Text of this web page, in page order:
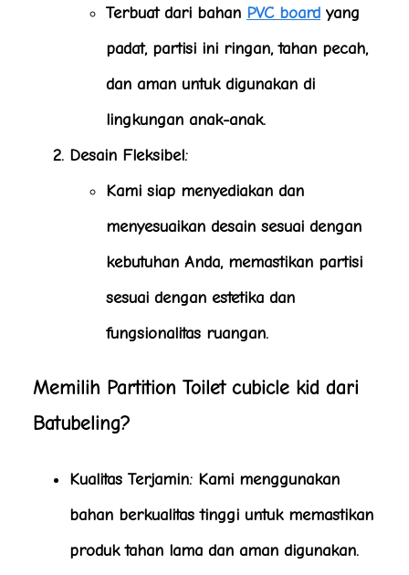
Terbuat dari bahan PVC board yang
padat, partisi ini ringan, tahan pecah,
dan aman untuk digunakan di
lingkungan anak-anak.
Desain Fleksibel:
Kami siap menyediakan dan
menyesuaikan desain sesuai dengan
kebutuhan Anda, memastikan partisi
sesuai dengan estetika dan
fungsionalitas ruangan.
Memilih Partition Toilet cubicle kid dari
Batubeling?
Kualitas Terjamin: Kami menggunakan
bahan berkualitas tinggi untuk memastikan
produk tahan lama dan aman digunakan.